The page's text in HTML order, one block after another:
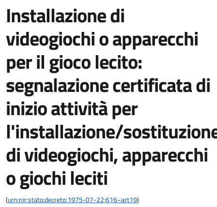
Installazione di
videogiochi o apparecchi
per il gioco lecito:
segnalazione certificata di
inizio attività per
l'installazione/
di videogiochi, apparecchi
o giochi leciti
(urn:nir:stato:decreto:1975-07-22;616~art19)